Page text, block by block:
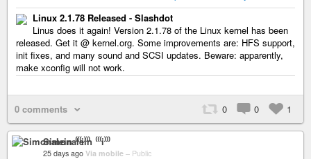
Linux 2.1.78 Released - Slashdot
Linus does it again! Version 2.1.78 of the Linux kernel has been
released. Get it @ kernel.org. Some improvements are: HFS support,
init fixes, and many sound and SCSI updates. Beware: apparently,
make xconfig will not work.
0 comments 0 0 1
Simonalein ⁽⁽⁽i⁾⁾⁾
25 days ago Via mobile – Public